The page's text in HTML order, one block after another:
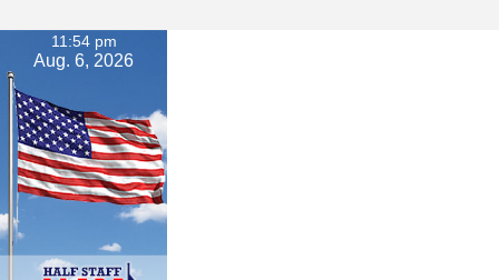
11:54 pm
Aug. 6, 2026